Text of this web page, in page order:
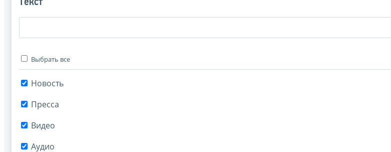
Текст
Выбрать все
Новость
Пресса
Видео
Аудио